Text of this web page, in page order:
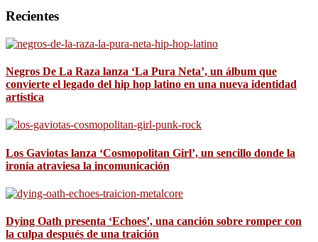
Recientes
Negros De La Raza lanza ‘La Pura Neta’, un álbum que
convierte el legado del hip hop latino en una nueva identidad
artística
Los Gaviotas lanza ‘Cosmopolitan Girl’, un sencillo donde la
ironía atraviesa la incomunicación
Dying Oath presenta ‘Echoes’, una canción sobre romper con
la culpa después de una traición